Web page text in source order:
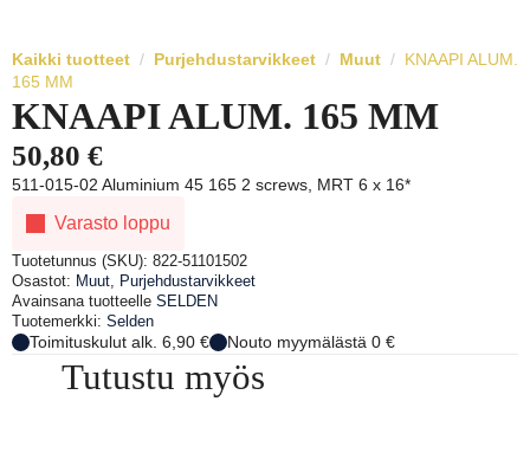
Kaikki tuotteet Purjehdustarvikkeet Muut
KNAAPI ALUM.
165 MM
KNAAPI ALUM. 165 MM
50,80 €
511-015-02 Aluminium 45 165 2 screws, MRT 6 x 16*
Varasto loppu
Tuotetunnus (SKU): 822-51101502
Osastot: Muut, Purjehdustarvikkeet
Avainsana tuotteelle SELDEN
Tuotemerkki: Selden
Toimituskulut alk. 6,90 € Nouto myymälästä 0 €
Tutustu myös